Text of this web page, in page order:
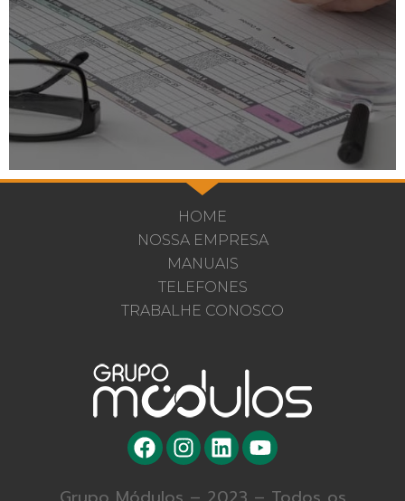
HOME
NOSSA EMPRESA
MANUAIS
TELEFONES
TRABALHE CONOSCO